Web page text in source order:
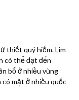
thiết quý hiếm. Lim
có thể đạt đến
bố ở nhiều vùng
có mặt ở nhiều quốc